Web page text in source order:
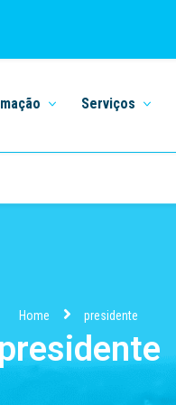
Serviços
Home presidente
presidente